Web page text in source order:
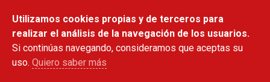
contenido
principal
Utilizamos cookies propias y de terceros para
realizar el análisis de la navegación de los usuarios.
Si continúas navegando, consideramos que aceptas su
uso. Quiero saber más